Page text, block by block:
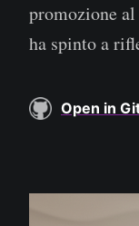
promozione
ha spinto a
Open in